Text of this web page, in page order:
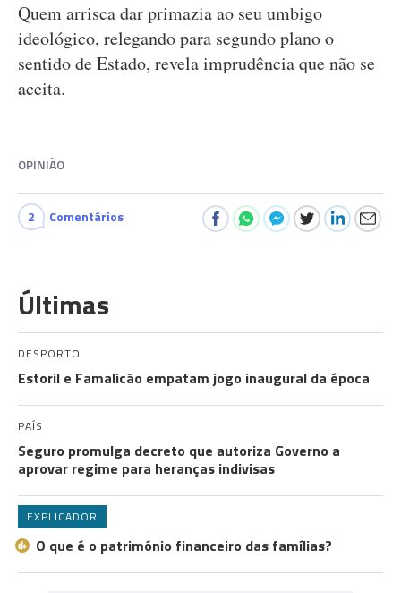
Quem arrisca dar primazia ao seu umbigo
ideológico, relegando para segundo plano o
sentido de Estado, revela imprudência que não se
aceita.
OPINIÃO
2 Comentários
Últimas
DESPORTO
Estoril e Famalicão empatam jogo inaugural da época
PAÍS
Seguro promulga decreto que autoriza Governo a
aprovar regime para heranças indivisas
EXPLICADOR
O que é o património financeiro das famílias?